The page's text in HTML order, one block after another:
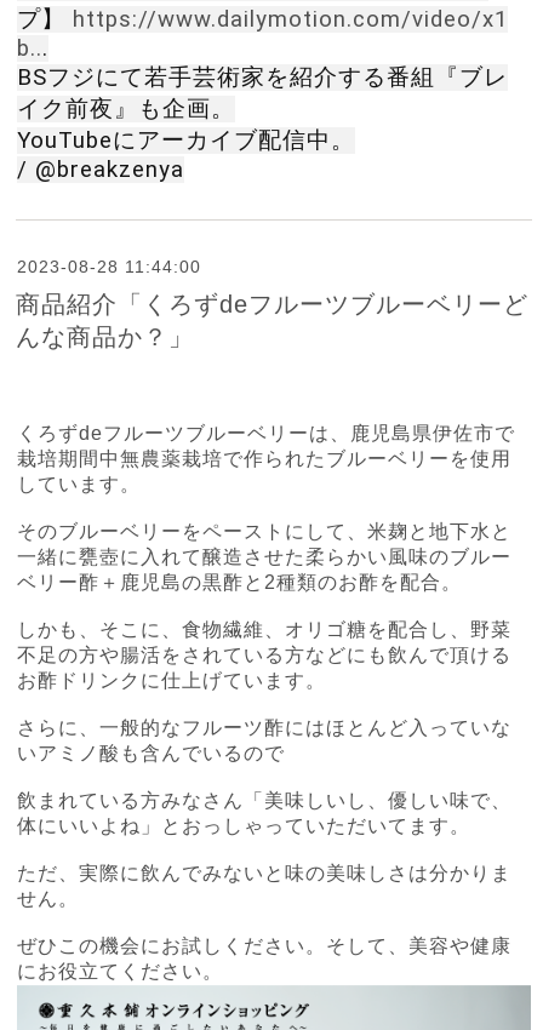
プ】 https://www.dailymotion.com/video/x1
b...
BSフジにて若手芸術家を紹介する番組『ブレ
イク前夜』も企画。
YouTubeにアーカイブ配信中。
/ @breakzenya
2023-08-28 11:44:00
商品紹介「くろずdeフルーツブルーベリーど
んな商品か？」
くろずdeフルーツブルーベリーは、鹿児島県伊佐市で
栽培期間中無農薬栽培で作られたブルーベリーを使用
しています。
そのブルーベリーをペーストにして、米麹と地下水と
一緒に甕壺に入れて醸造させた柔らかい風味のブルー
ベリー酢＋鹿児島の黒酢と 2種類のお酢を配合。
しかも、そこに、食物繊維、オリゴ糖を配合し、野菜
不足の方や腸活をされている方などにも飲んで頂ける
お酢ドリンクに仕上げています。
さらに、一般的なフルーツ酢にはほとんど入っていな
いアミノ酸も含んでいるので
飲まれている方みなさん「美味しいし、優しい味で、
体にいいよね」とおっしゃっていただいてます。
ただ、実際に飲んでみないと味の美味しさは分かりま
せん。
ぜひこの機会にお試しください。そして、美容や健康
にお役立てください。